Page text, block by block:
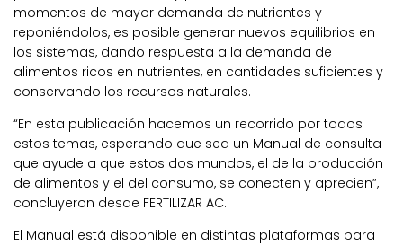
momentos de mayor demanda de nutrientes y
reponiéndolos, es posible generar nuevos equilibrios en
los sistemas, dando respuesta a la demanda de
alimentos ricos en nutrientes, en cantidades suficientes y
conservando los recursos naturales.
“En esta publicación hacemos un recorrido por todos
estos temas, esperando que sea un Manual de consulta
que ayude a que estos dos mundos, el de la producción
de alimentos y el del consumo, se conecten y aprecien”,
concluyeron desde FERTILIZAR AC.
El Manual está disponible en distintas plataformas para